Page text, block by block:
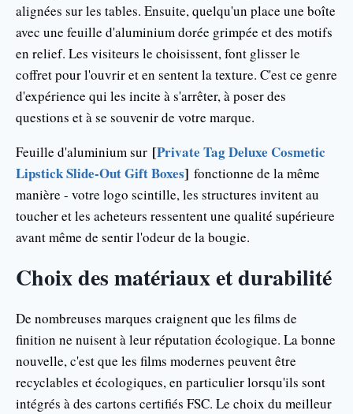
alignées sur les tables. Ensuite, quelqu'un place une boîte
avec une feuille d'aluminium dorée grimpée et des motifs
en relief. Les visiteurs le choisissent, font glisser le
coffret pour l'ouvrir et en sentent la texture. C'est ce genre
d'expérience qui les incite à s'arrêter, à poser des
questions et à se souvenir de votre marque.
Feuille d'aluminium sur [Private Tag Deluxe Cosmetic
Lipstick Slide-Out Gift Boxes] fonctionne de la même
manière - votre logo scintille, les structures invitent au
toucher et les acheteurs ressentent une qualité supérieure
avant même de sentir l'odeur de la bougie.
Choix des matériaux et durabilité
De nombreuses marques craignent que les films de
finition ne nuisent à leur réputation écologique. La bonne
nouvelle, c'est que les films modernes peuvent être
recyclables et écologiques, en particulier lorsqu'ils sont
intégrés à des cartons certifiés FSC. Le choix du meilleur